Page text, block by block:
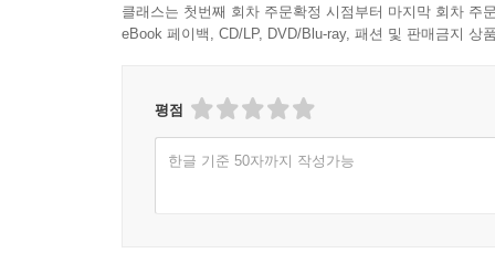
클래스는 첫번째 회차 주문확정 시점부터 마지막 회차 주
eBook 페이백, CD/LP, DVD/Blu-ray, 패션 및 판매금지 상
평점
한글 기준 50자까지 작성가능